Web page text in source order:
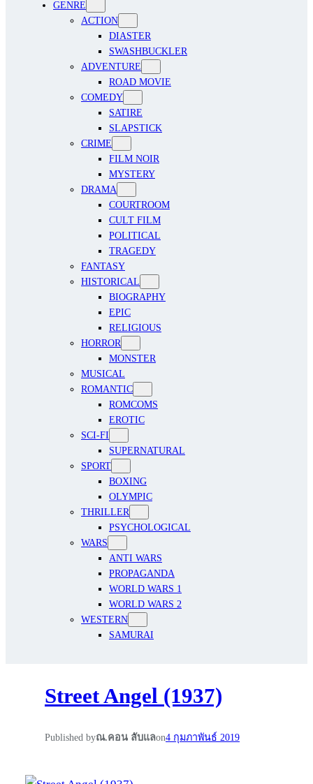
GENRE
ACTION
DIASTER
SWASHBUCKLER
ADVENTURE
ROAD MOVIE
COMEDY
SATIRE
SLAPSTICK
CRIME
FILM NOIR
MYSTERY
DRAMA
COURTROOM
CULT FILM
POLITICAL
TRAGEDY
FANTASY
HISTORICAL
BIOGRAPHY
EPIC
RELIGIOUS
HORROR
MONSTER
MUSICAL
ROMANTIC
ROMCOMS
EROTIC
SCI-FI
SUPERNATURAL
SPORT
BOXING
OLYMPIC
THRILLER
PSYCHOLOGICAL
WARS
ANTI WARS
PROPAGANDA
WORLD WARS 1
WORLD WARS 2
WESTERN
SAMURAI
Street Angel (1937)
Published byณ.คอน ลับแลon4 กุมภาพันธ์ 2019